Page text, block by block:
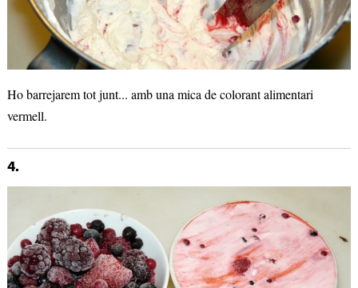
Ho barrejarem tot junt... amb una mica de colorant alimentari
vermell.
4.